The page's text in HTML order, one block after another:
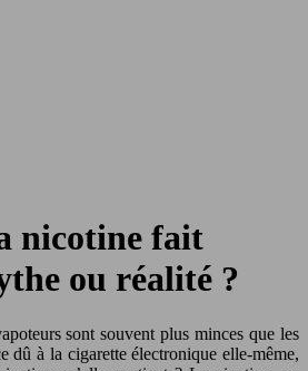
nicotine fait
ou réalité ?
sont souvent plus minces que les
dû à la cigarette électronique elle-même,